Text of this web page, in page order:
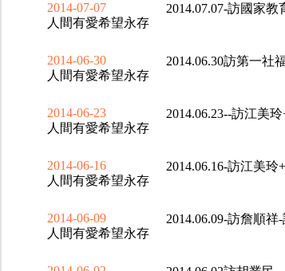
2014-07-07
人間有愛希望永存
2014.07.07-訪國家
2014-06-30
人間有愛希望永存
2014.06.30訪第一社
2014-06-23
人間有愛希望永存
2014.06.23--訪江美
2014-06-16
人間有愛希望永存
2014.06.16-訪江美玲
2014-06-09
人間有愛希望永存
2014.06.09-訪詹順祥